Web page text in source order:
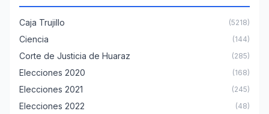
Caja Trujillo (5218)
Ciencia (144)
Corte de Justicia de Huaraz (285)
Elecciones 2020 (168)
Elecciones 2021 (245)
Elecciones 2022 (48)